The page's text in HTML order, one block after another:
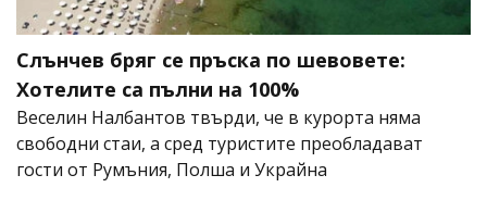
Слънчев бряг се пръска по шевовете:
Хотелите са пълни на 100%
Веселин Налбантов твърди, че в курорта няма
свободни стаи, а сред туристите преобладават
гости от Румъния, Полша и Украйна